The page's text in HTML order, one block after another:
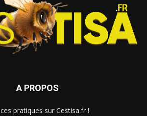
A PROPOS
pratiques sur Cestisa.fr !